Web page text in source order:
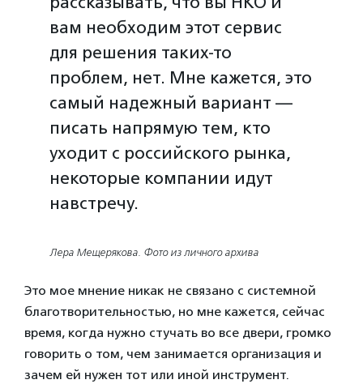
вам необходим этот сервис
для решения таких-то
проблем, нет. Мне кажется, это
самый надежный вариант —
писать напрямую тем, кто
уходит с российского рынка,
некоторые компании идут
навстречу.
Лера Мещерякова. Фото из личного архива
Это мое мнение никак не связано с системной
благотворительностью, но мне кажется, сейчас
время, когда нужно стучать во все двери, громко
говорить о том, чем занимается организация и
зачем ей нужен тот или иной инструмент.